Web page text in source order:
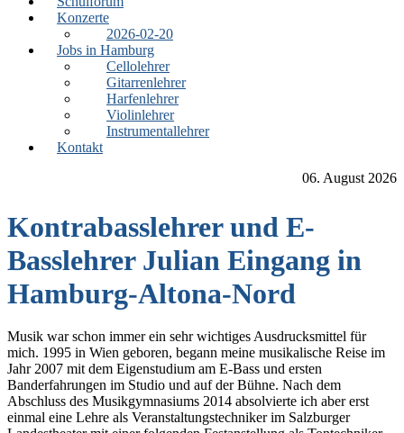
Konzerte
2026-02-20
Jobs in Hamburg
Cellolehrer
Gitarrenlehrer
Harfenlehrer
Violinlehrer
Instrumentallehrer
Kontakt
06. August 2026
Kontrabasslehrer und E-
Basslehrer Julian Eingang in
Hamburg-Altona-Nord
Musik war schon immer ein sehr wichtiges Ausdrucksmittel für
mich. 1995 in Wien geboren, begann meine musikalische Reise im
Jahr 2007 mit dem Eigenstudium am E-Bass und ersten
Banderfahrungen im Studio und auf der Bühne. Nach dem
Abschluss des Musikgymnasiums 2014 absolvierte ich aber erst
einmal eine Lehre als Veranstaltungstechniker im Salzburger